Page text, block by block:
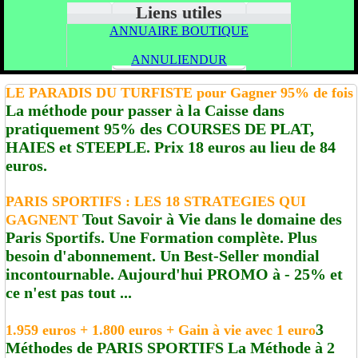
Liens utiles
ANNUAIRE BOUTIQUE
ANNULIENDUR
LE PARADIS DU TURFISTE pour Gagner 95% de fois
La méthode pour passer à la Caisse dans
pratiquement 95% des COURSES DE PLAT,
HAIES et STEEPLE. Prix 18 euros au lieu de 84
euros.
PARIS SPORTIFS : LES 18 STRATEGIES QUI
GAGNENT Tout Savoir à Vie dans le domaine des
Paris Sportifs. Une Formation complète. Plus
besoin d'abonnement. Un Best-Seller mondial
incontournable. Aujourd'hui PROMO à - 25% et
ce n'est pas tout ...
1.959 euros + 1.800 euros + Gain à vie avec 1 euro3
Méthodes de PARIS SPORTIFS La Méthode à 2